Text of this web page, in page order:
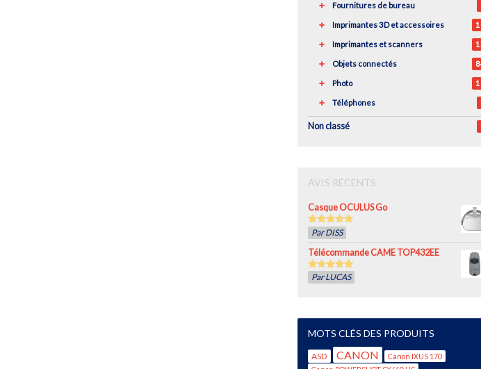
Fournitures de bureau
Imprimantes 3D et accessoires
Imprimantes et scanners
Objets connectés
Photo
Téléphones
Non classé
AVIS RÉCENTS
Casque OCULUS Go
out of 5
Par DISS
Télécommande CAME TOP432EE
out of 5
Par LUCAS
MOTS CLÉS DES PRODUITS
ASD CANON
Canon IXUS 170